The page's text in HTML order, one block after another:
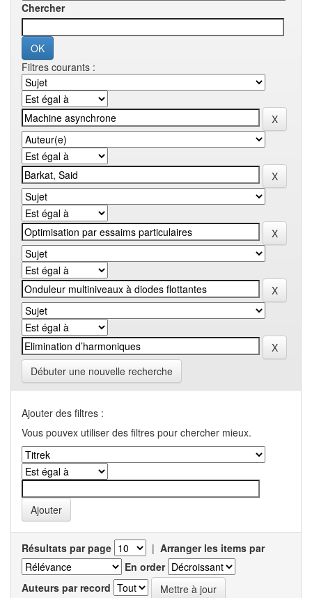
Chercher
Filtres courants :
Débuter une nouvelle recherche
Ajouter des filtres :
Vous pouvex utiliser des filtres pour chercher mieux.
Résultats par page | Arranger les items par
En order
Auteurs par record